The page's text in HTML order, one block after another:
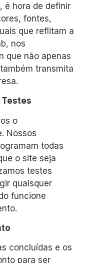
é hora de definir
fontes,
que reflitam a
nos
que não apenas
transmita
Testes
o
Nossos
todas
o site seja
testes
quaisquer
funcione
concluídas e os
para ser